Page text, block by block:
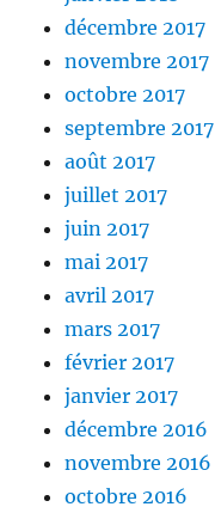
décembre 2017
novembre 2017
octobre 2017
septembre 2017
août 2017
juillet 2017
juin 2017
mai 2017
avril 2017
mars 2017
février 2017
janvier 2017
décembre 2016
novembre 2016
octobre 2016